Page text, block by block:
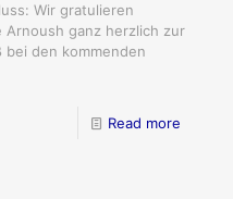
Wir gratulieren
Arnoush ganz herzlich zur
bei den kommenden
Read more